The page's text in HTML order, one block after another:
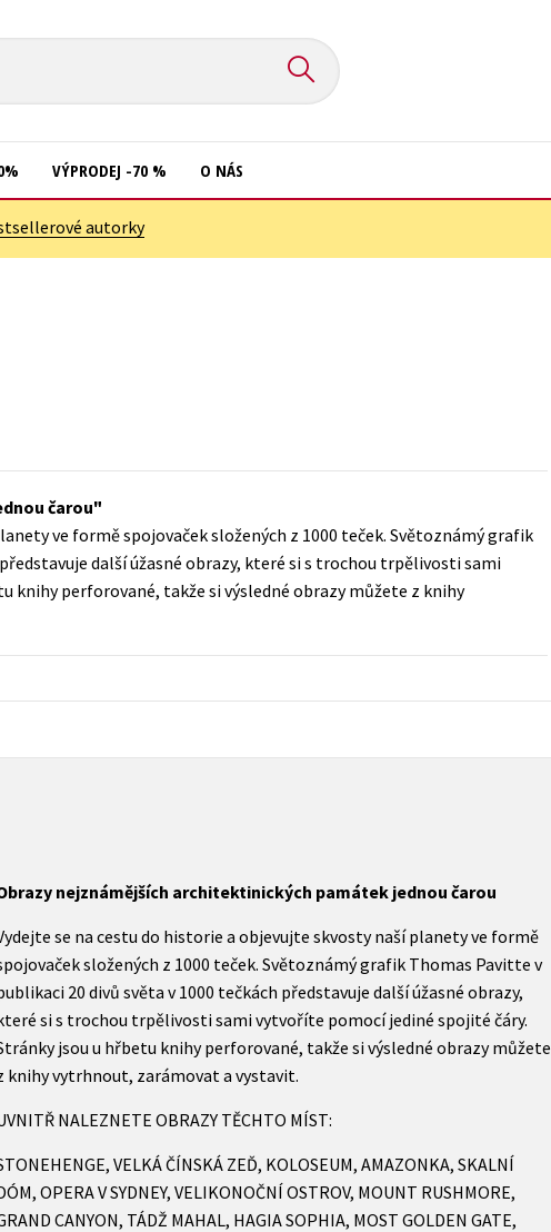
pro dospělé
pro děti
Young adult (SK)
Zahraniční literatura
VÝPRODEJ -70 % O NÁS
autorky
čarou
ve formě spojovaček složených z 1000 teček. Světoznámý grafik
další úžasné obrazy, které si s trochou trpělivosti sami
knihy perforované, takže si výsledné obrazy můžete z knihy
nejznámějších architektinických památek jednou čarou
se na cestu do historie a objevujte skvosty naší planety ve formě
složených z 1000 teček. Světoznámý grafik Thomas Pavitte v
20 divů světa v 1000 tečkách představuje další úžasné obrazy,
si s trochou trpělivosti sami vytvoříte pomocí jediné spojité čáry.
jsou u hřbetu knihy perforované, takže si výsledné obrazy můžete
knihy vytrhnout, zarámovat a vystavit.
NALEZNETE OBRAZY TĚCHTO MÍST:
VELKÁ ČÍNSKÁ ZEĎ, KOLOSEUM, AMAZONKA, SKALNÍ
OPERA V SYDNEY, VELIKONOČNÍ OSTROV, MOUNT RUSHMORE,
CANYON, TÁDŽ MAHAL, HAGIA SOPHIA, MOST GOLDEN GATE,